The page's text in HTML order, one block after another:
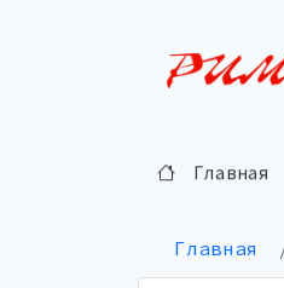
Главная
Главная